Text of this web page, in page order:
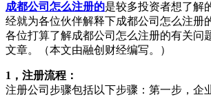
成都公司怎么注册的是较多投资者想了解
经就为各位伙伴解释下成都公司怎么注册
各位打算了解成都公司怎么注册的有关问
文章。（本文由融创财经编写。）
1，注册流程：
注册公司步骤包括以下步骤：第一步，企